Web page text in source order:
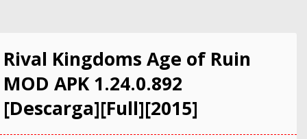
Rival Kingdoms Age of Ruin
MOD APK 1.24.0.892
[Descarga][Full][2015]